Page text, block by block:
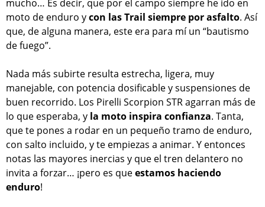
mucho… Es decir, que por el campo siempre he ido en
moto de enduro ycon las Trail siempre por asfalto. Así
que, de alguna manera, este era para mí un “bautismo
de fuego”.
Nada más subirte resulta estrecha, ligera, muy
manejable, con potencia dosificable y suspensiones de
buen recorrido. Los Pirelli Scorpion STR agarran más de
lo que esperaba, y la moto inspira confianza. Tanta,
que te pones a rodar en un pequeño tramo de enduro,
con salto incluido, y te empiezas a animar. Y entonces
notas las mayores inercias y que el tren delantero no
invita a forzar… ¡pero es queestamos haciendo
enduro!